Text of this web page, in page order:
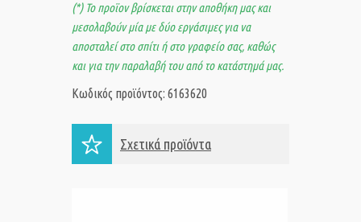
(*) Το προϊον βρίσκεται στην αποθήκη μας και
μεσολαβούν μία με δύο εργάσιμες για να
αποσταλεί στο σπίτι ή στο γραφείο σας, καθώς
και για την παραλαβή του από το κατάστημά μας.
Κωδικός προϊόντος: 6163620
Σχετικά προϊόντα